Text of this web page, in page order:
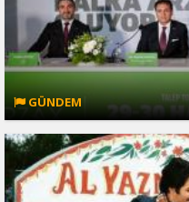
GÜNDEM